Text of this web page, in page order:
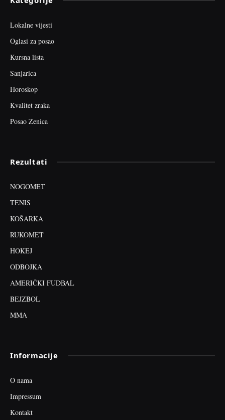
Lokalne vijesti
Oglasi za posao
Kursna lista
Sanjarica
Horoskop
Kvalitet zraka
Posao Zenica
Rezultati
NOGOMET
TENIS
KOŠARKA
RUKOMET
HOKEJ
ODBOJKA
AMERIČKI FUDBAL
BEJZBOL
MMA
Informacije
O nama
Impressum
Kontakt